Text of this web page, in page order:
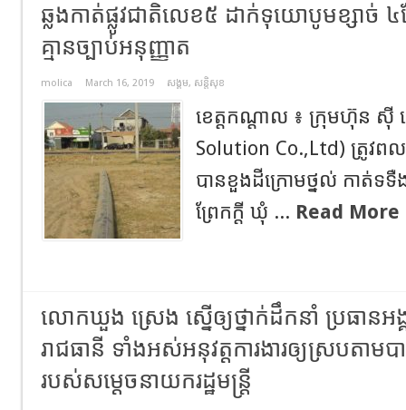
ឆ្លងកាត់ផ្លូវជាតិលេខ៥ ដាក់ទុយោបូមខ្សា
គ្មានច្បាប់អនុញ្ញាត
molica March 16, 2019 សង្គម, សន្តិសុខ
ខេត្តកណ្ដាល ៖ ក្រុមហ៊ុន
Solution Co.,Ltd) ត្រូវពល
បានខួងដីក្រោមថ្នល់ កាត់ទទឺ
ព្រែកក្តី ឃុំ ... Read More
លោកឃួង ស្រេង ស្នើឲ្យថ្នាក់ដឹកនាំ ប្រធានអ
រាជធានី ទាំងអស់អនុវត្តការងារឲ្យស្របតាម
របស់សម្តេចនាយករដ្ឋមន្រ្តី